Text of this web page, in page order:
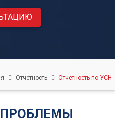
Отчетность Отчетность по УСН